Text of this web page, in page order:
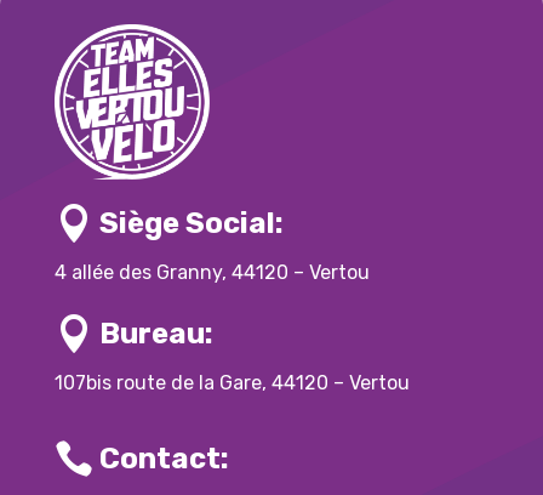
 Siège Social:
4 allée des Granny, 44120 – Vertou
 Bureau:
107bis route de la Gare, 44120 – Vertou
 Contact: